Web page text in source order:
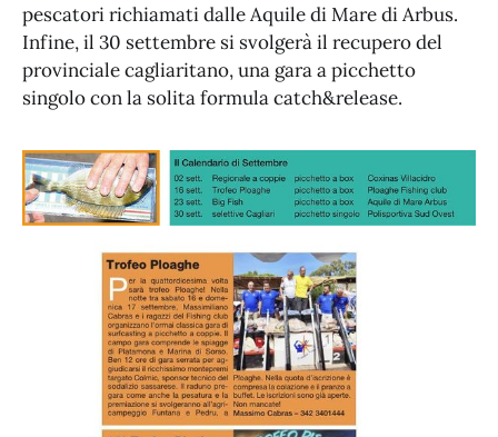
pescatori richiamati dalle Aquile di Mare di Arbus.
Infine, il 30 settembre si svolgerà il recupero del
provinciale cagliaritano, una gara a picchetto
singolo con la solita formula catch&release.